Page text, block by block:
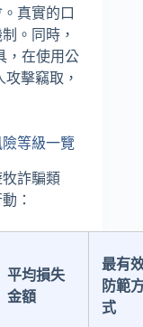
真實的口
。同時，
，在使用公
擊竊取，
等級一覽
詐騙類
：
平均損失
金額
最有
防範
式